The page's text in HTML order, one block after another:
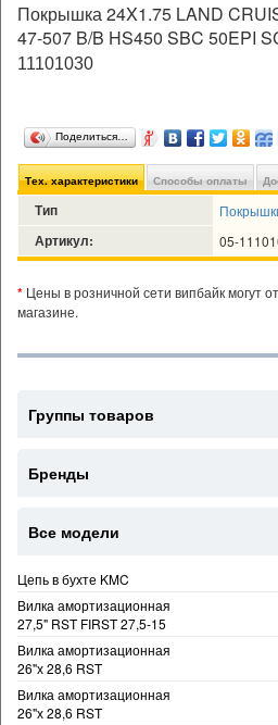
Покрышка 24X1.75 LAND
47-507 B/B HS450 SBC 50EPI
11101030
Поделиться…
Тех. характеристики Способы оплаты
Тип
Артикул: 05-
* Цены в розничной сети випбайк могут
магазине.
Группы товаров
Бренды
Все модели
Цепь в бухте KMC
Вилка амортизационная
27,5" RST FIRST 27,5-15
Вилка амортизационная
26"х 28,6 RST
Вилка амортизационная
26"х 28,6 RST